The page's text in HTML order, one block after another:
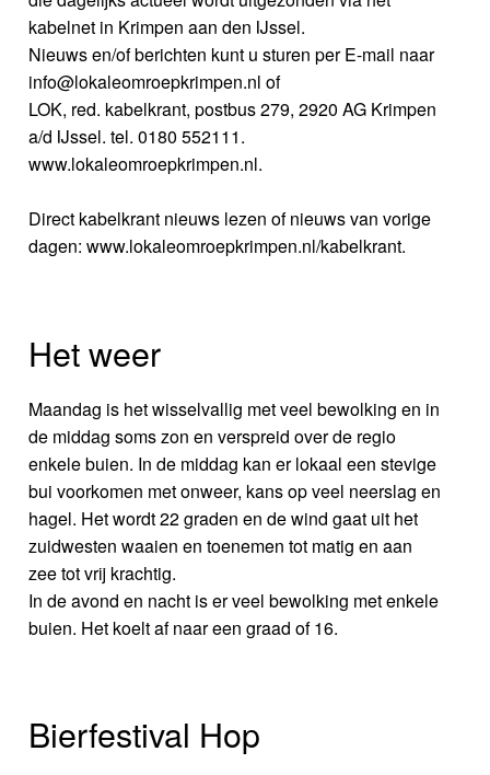
kabelnet in Krimpen aan den IJssel.
Nieuws en/of berichten kunt u sturen per E-mail naar
info@lokaleomroepkrimpen.nl of
LOK, red. kabelkrant, postbus 279, 2920 AG Krimpen
a/d IJssel. tel. 0180 552111.
www.lokaleomroepkrimpen.nl.
Direct kabelkrant nieuws lezen of nieuws van vorige
dagen: www.lokaleomroepkrimpen.nl/kabelkrant.
Het weer
Maandag is het wisselvallig met veel bewolking en in
de middag soms zon en verspreid over de regio
enkele buien. In de middag kan er lokaal een stevige
bui voorkomen met onweer, kans op veel neerslag en
hagel. Het wordt 22 graden en de wind gaat uit het
zuidwesten waaien en toenemen tot matig en aan
zee tot vrij krachtig.
In de avond en nacht is er veel bewolking met enkele
buien. Het koelt af naar een graad of 16.
Bierfestival Hop